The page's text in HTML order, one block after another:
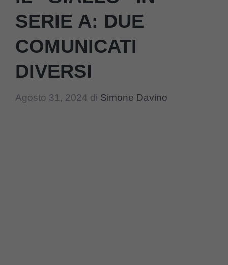
SERIE A: DUE
COMUNICATI
DIVERSI
Agosto 31, 2024 di Simone Davino